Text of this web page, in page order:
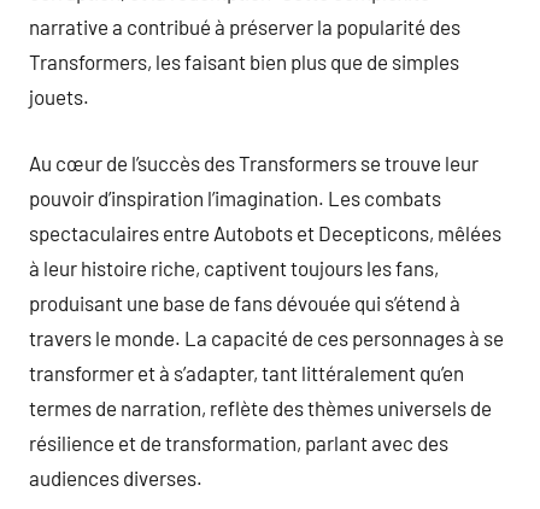
narrative a contribué à préserver la popularité des
Transformers, les faisant bien plus que de simples
jouets.
Au cœur de l’succès des Transformers se trouve leur
pouvoir d’inspiration l’imagination. Les combats
spectaculaires entre Autobots et Decepticons, mêlées
à leur histoire riche, captivent toujours les fans,
produisant une base de fans dévouée qui s’étend à
travers le monde. La capacité de ces personnages à se
transformer et à s’adapter, tant littéralement qu’en
termes de narration, reflète des thèmes universels de
résilience et de transformation, parlant avec des
audiences diverses.